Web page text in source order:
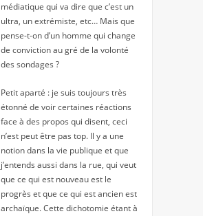
médiatique qui va dire que c’est un
ultra, un extrémiste, etc… Mais que
pense-t-on d’un homme qui change
de conviction au gré de la volonté
des sondages ?
Petit aparté : je suis toujours très
étonné de voir certaines réactions
face à des propos qui disent, ceci
n’est peut être pas top. Il y a une
notion dans la vie publique et que
j’entends aussi dans la rue, qui veut
que ce qui est nouveau est le
progrès et que ce qui est ancien est
archaïque. Cette dichotomie étant à